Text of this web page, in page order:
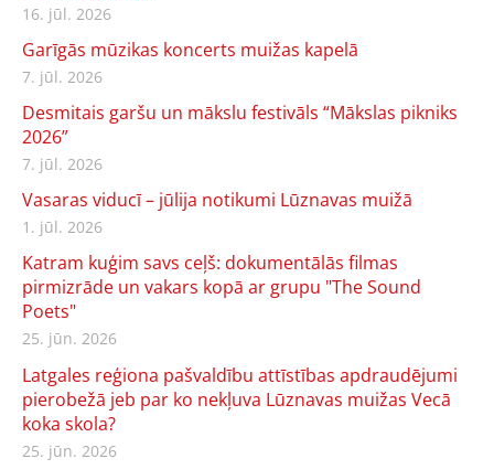
16. jūl. 2026
Garīgās mūzikas koncerts muižas kapelā
7. jūl. 2026
Desmitais garšu un mākslu festivāls “Mākslas pikniks
2026”
7. jūl. 2026
Vasaras viducī – jūlija notikumi Lūznavas muižā
1. jūl. 2026
Katram kuģim savs ceļš: dokumentālās filmas
pirmizrāde un vakars kopā ar grupu "The Sound
Poets"
25. jūn. 2026
Latgales reģiona pašvaldību attīstības apdraudējumi
pierobežā jeb par ko nekļuva Lūznavas muižas Vecā
koka skola?
25. jūn. 2026